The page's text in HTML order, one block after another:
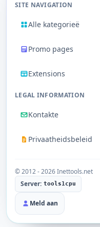
SITE NAVIGATION
Alle kategorieë
Promo pages
Extensions
LEGAL INFORMATION
Kontakte
Privaatheidsbeleid
© 2012 - 2026 Inettools.net
Server: tools1cpu
Meld aan